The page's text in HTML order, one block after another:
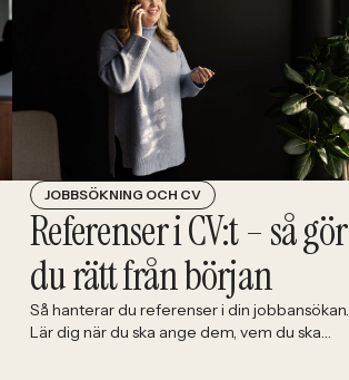
JOBBSÖKNING OCH CV
Referenser i CV:t – så gör
du rätt från början
Så hanterar du referenser i din jobbansökan.
Lär dig när du ska ange dem, vem du ska